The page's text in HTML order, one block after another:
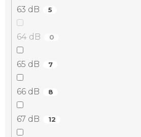
63 dB 5
64 dB 0
65 dB 7
66 dB 8
67 dB 12